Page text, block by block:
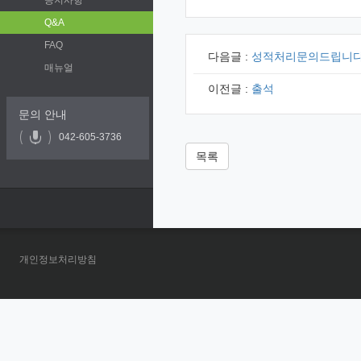
Q&A
FAQ
매뉴얼
문의 안내
042-605-3736
다음글 : 성적처리문의드립니
이전글 : 출석
목록
개인정보처리방침